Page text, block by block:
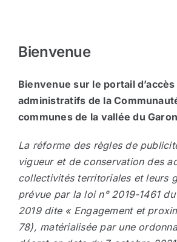
Nous contacter
Aller au site de la CCVG
Bienvenue
Bienvenue sur le portail
administratifs de la
communes de la vallée du
La réforme des règles de
vigueur et de conservation des
collectivités territoriales et leurs
prévue par la loi n° 2019-1461
2019 dite « Engagement et
78), matérialisée par une